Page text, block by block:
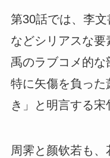
第30話では、李
などシリアスな
禹のラブコメ的な
特に矢傷を負っ
き」と明言する宋
周霁と颜钦若も